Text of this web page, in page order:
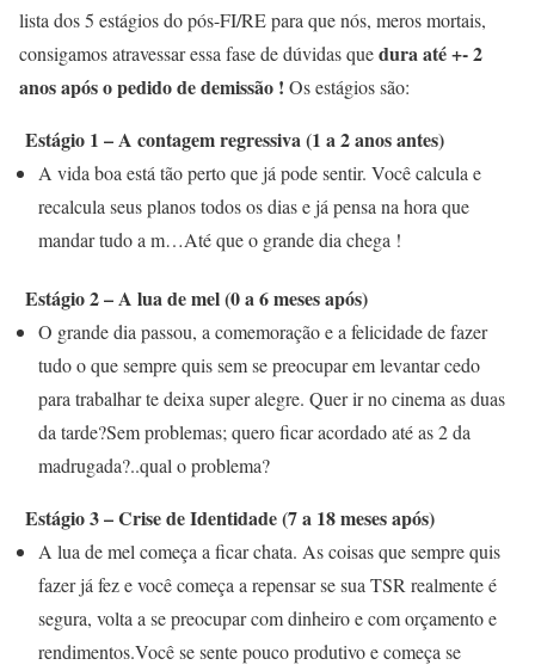
lista dos 5 estágios do pós-FI/RE para que nós, meros mortais,
consigamos atravessar essa fase de dúvidas quedura até +- 2
anos após o pedido de demissão ! Os estágios são:
Estágio 1 – A contagem regressiva (1 a 2 anos antes)
A vida boa está tão perto que já pode sentir. Você calcula e
recalcula seus planos todos os dias e já pensa na hora que
mandar tudo a m…Até que o grande dia chega !
Estágio 2 – A lua de mel (0 a 6 meses após)
O grande dia passou, a comemoração e a felicidade de fazer
tudo o que sempre quis sem se preocupar em levantar cedo
para trabalhar te deixa super alegre. Quer ir no cinema as duas
da tarde?Sem problemas; quero ficar acordado até as 2 da
madrugada?..qual o problema?
Estágio 3 – Crise de Identidade (7 a 18 meses após)
A lua de mel começa a ficar chata. As coisas que sempre quis
fazer já fez e você começa a repensar se sua TSR realmente é
segura, volta a se preocupar com dinheiro e com orçamento e
rendimentos.Você se sente pouco produtivo e começa se